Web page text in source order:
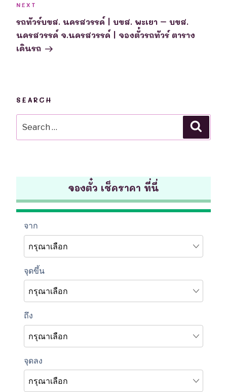
Next
Post
NEXT
รถทัวร์บขส. นครสวรรค์ | บขส. พะเยา – บขส.
นครสวรรค์ จ.นครสวรรค์ | จองตั๋วรถทัวร์ ตาราง
เดินรถ
SEARCH
for:
จองตั๋ว เช็คราคา ที่นี่